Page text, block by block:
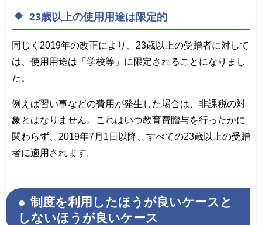
23歳以上の使用用途は限定的
同じく2019年の改正により、23歳以上の受贈者に対して
は、使用用途は「学校等」に限定されることになりまし
た。
例えば習い事などの費用が発生した場合は、非課税の対
象とはなりません。これはいつ教育費贈与を行ったかに
関わらず、2019年7月1日以降、すべての23歳以上の受贈
者に適用されます。
制度を利用したほうが良いケースと
しないほうが良いケース